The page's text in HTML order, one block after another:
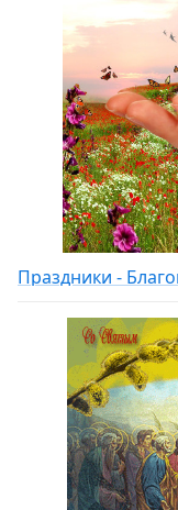
Праздники -